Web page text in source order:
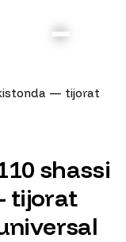
— tijorat
10 shassi
tijorat
niversal